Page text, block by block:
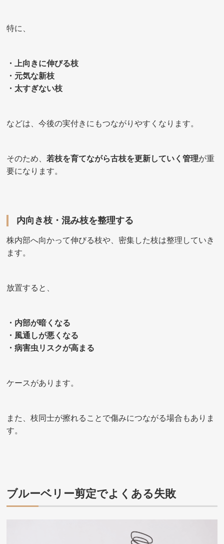
特に、
・上向きに伸びる枝
・元気な新枝
・太すぎない枝
などは、今後の実付きにもつながりやすくなります。
そのため、若枝を育てながら古枝を更新していく管理が重
要になります。
内向き枝・混み枝を整理する
株内部へ向かって伸びる枝や、密集した枝は整理していき
ます。
放置すると、
・内部が暗くなる
・風通しが悪くなる
・病害虫リスクが高まる
ケースがあります。
また、枝同士が擦れることで傷みにつながる場合もありま
す。
ブルーベリー剪定でよくある失敗